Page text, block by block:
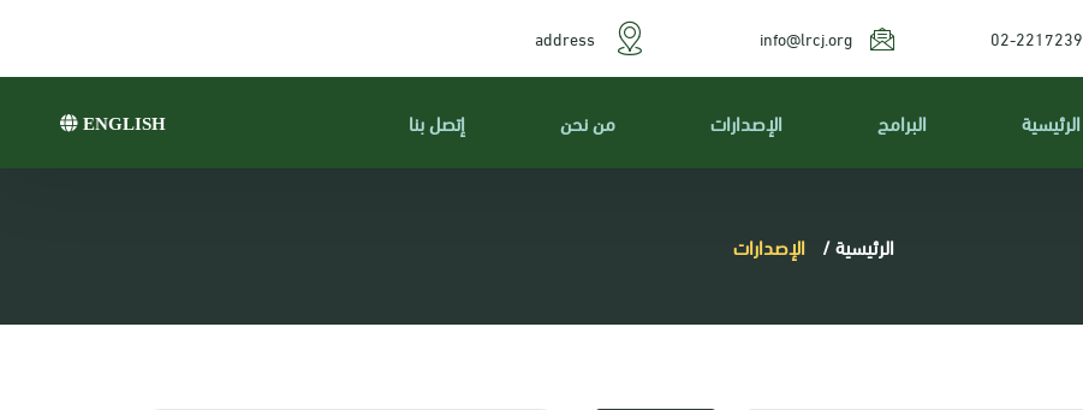
02-2217239
info@lrcj.org
address
الرئيسية البرامج الإصدارات من نحن إتصل بنا ENGLISH
الرئيسية/ الإصدارات